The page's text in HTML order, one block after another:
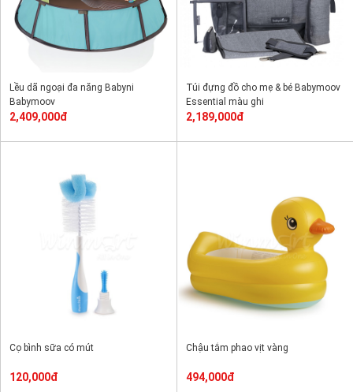
Lều dã ngoại đa năng Babyni
Babymoov
2,409,000đ
Túi đựng đồ cho mẹ & bé Babymoov
Essential màu ghi
2,189,000đ
Cọ bình sữa có mút
120,000đ
Chậu tắm phao vịt vàng
494,000đ